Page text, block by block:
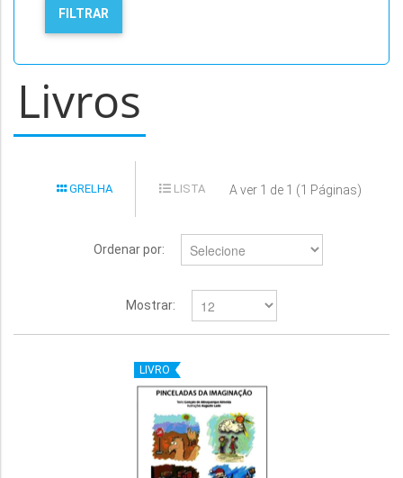
Livros
GRELHA LISTA A ver 1 de 1 (1 Páginas)
Ordenar por:
Mostrar:
LIVRO